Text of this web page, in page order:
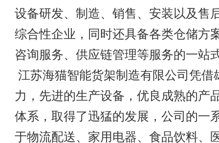
设备研发、制造、销售、安装以及售
综合性企业，同时还具备各类仓储方
咨询服务、供应链管理等服务的
江苏海猫智能货架制造有限公司凭借
力，先进的生产设备，优良成熟的产
体系，取得了迅猛的发展，公司的一
于物流配送、家用电器、食品饮料、